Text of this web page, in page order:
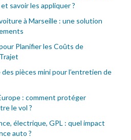
savoir les appliquer ?
à Marseille : une solution
Planifier les Coûts de
pièces mini pour l’entretien de
: comment protéger
le vol ?
électrique, GPL : quel impact
auto ?